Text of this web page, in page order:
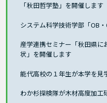
「秋田哲学塾」を開催します
システム科学技術学部「OB
産学連携セミナー「秋田県に
状」を開催します
能代高校の１年生が本学を見
わか杉探検隊が木材高度加工